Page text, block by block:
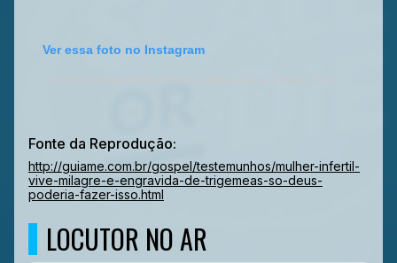
Ver essa foto no Instagram
Fonte da Reprodução:
http://guiame.com.br/gospel/testemunhos/mulher-infertil-
vive-milagre-e-engravida-de-trigemeas-so-deus-
poderia-fazer-isso.html
LOCUTOR NO AR